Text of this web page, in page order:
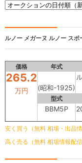
ルノー メガーヌ ルノー スポ
価格 年式
265.2
万円 (昭和-1925)
型式
BBM5P
安く買う（無料 相場・出品情
高く売る（無料 相場情報配信